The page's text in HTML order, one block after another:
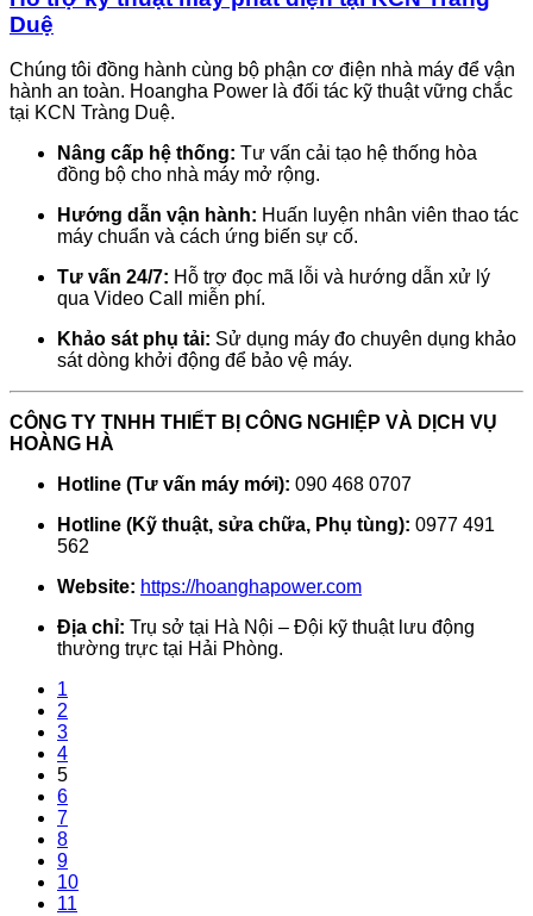
Duệ
Chúng tôi đồng hành cùng bộ phận cơ điện nhà máy để vận
hành an toàn. Hoangha Power là đối tác kỹ thuật vững chắc
tại KCN Tràng Duệ.
Nâng cấp hệ thống: Tư vấn cải tạo hệ thống hòa
đồng bộ cho nhà máy mở rộng.
Hướng dẫn vận hành: Huấn luyện nhân viên thao tác
máy chuẩn và cách ứng biến sự cố.
Tư vấn 24/7: Hỗ trợ đọc mã lỗi và hướng dẫn xử lý
qua Video Call miễn phí.
Khảo sát phụ tải: Sử dụng máy đo chuyên dụng khảo
sát dòng khởi động để bảo vệ máy.
CÔNG TY TNHH THIẾT BỊ CÔNG NGHIỆP VÀ DỊCH VỤ
HOÀNG HÀ
Hotline (Tư vấn máy mới): 090 468 0707
Hotline (Kỹ thuật, sửa chữa, Phụ tùng): 0977 491
562
Website: https://hoanghapower.com
Địa chỉ: Trụ sở tại Hà Nội – Đội kỹ thuật lưu động
thường trực tại Hải Phòng.
1
2
3
4
5
6
7
8
9
10
11